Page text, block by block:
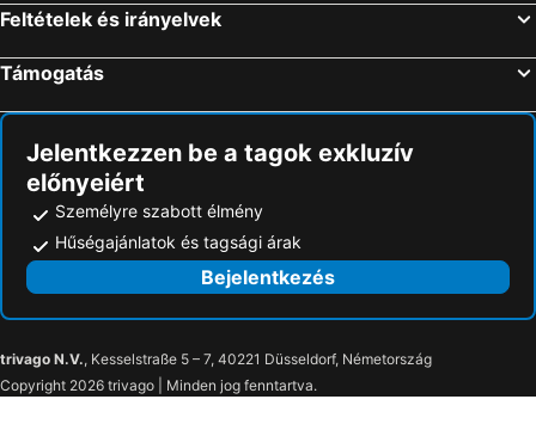
Feltételek és irányelvek
Támogatás
Jelentkezzen be a tagok exkluzív
előnyeiért
Személyre szabott élmény
Hűségajánlatok és tagsági árak
Bejelentkezés
trivago N.V., Kesselstraße 5 – 7, 40221 Düsseldorf, Németország
Copyright 2026 trivago | Minden jog fenntartva.